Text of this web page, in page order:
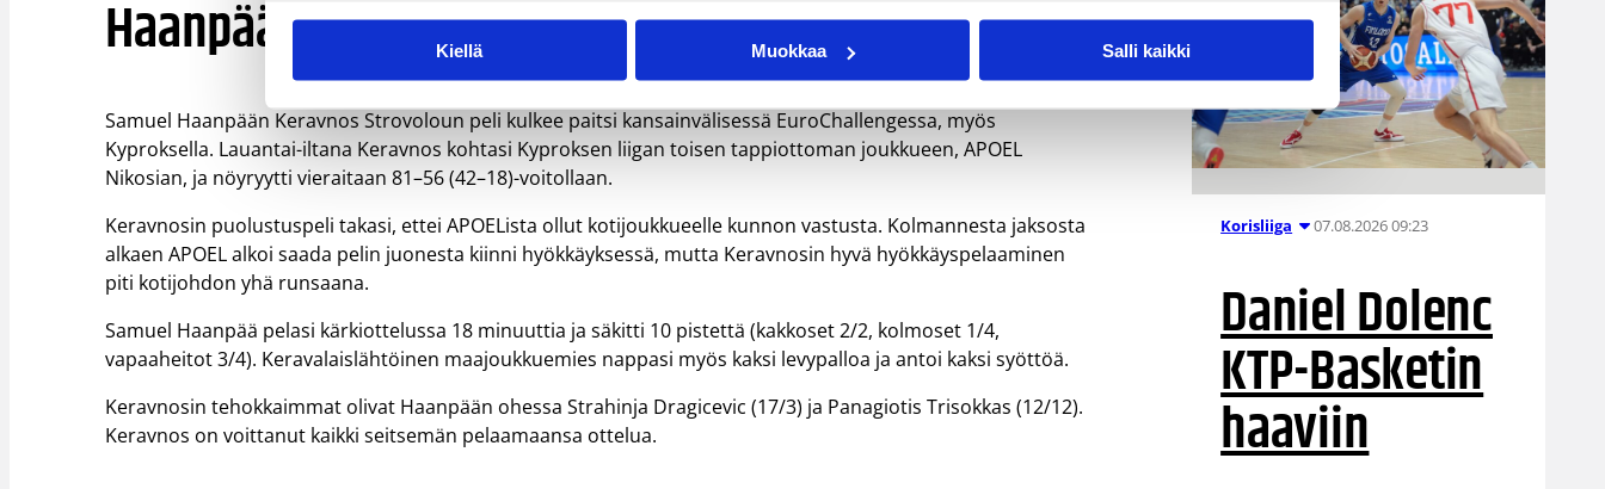
Kiellä Muokkaa Salli kaikki
Haanpään Keravnos tappioton Kyproksella
Samuel Haanpään Keravnos Strovoloun peli kulkee paitsi kansainvälisessä EuroChallengessa, myös
Kyproksella. Lauantai-iltana Keravnos kohtasi Kyproksen liigan toisen tappiottoman joukkueen, APOEL
Nikosian, ja nöyryytti vieraitaan 81–56 (42–18)-voitollaan.
Keravnosin puolustuspeli takasi, ettei APOELista ollut kotijoukkueelle kunnon vastusta. Kolmannesta jaksosta
alkaen APOEL alkoi saada pelin juonesta kiinni hyökkäyksessä, mutta Keravnosin hyvä hyökkäyspelaaminen
piti kotijohdon yhä runsaana.
Samuel Haanpää pelasi kärkiottelussa 18 minuuttia ja säkitti 10 pistettä (kakkoset 2/2, kolmoset 1/4,
vapaaheitot 3/4). Keravalaislähtöinen maajoukkuemies nappasi myös kaksi levypalloa ja antoi kaksi syöttöä.
Keravnosin tehokkaimmat olivat Haanpään ohessa Strahinja Dragicevic (17/3) ja Panagiotis Trisokkas (12/12).
Keravnos on voittanut kaikki seitsemän pelaamaansa ottelua.
Korisliiga 07.08.2026 09:23
Daniel Dolenc
KTP-Basketin
haaviin